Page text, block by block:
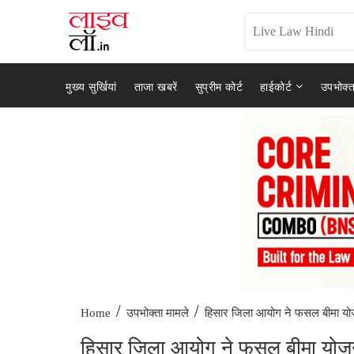
मुख्य सुर्खियां ताजा खबरें सुप्रीम कोर्ट हाईकोर्ट
Home / उपभोक्ता मामले / हिसार जिला आयोग ने फसल बीमा
हिसार जिला आयोग ने फसल बीमा